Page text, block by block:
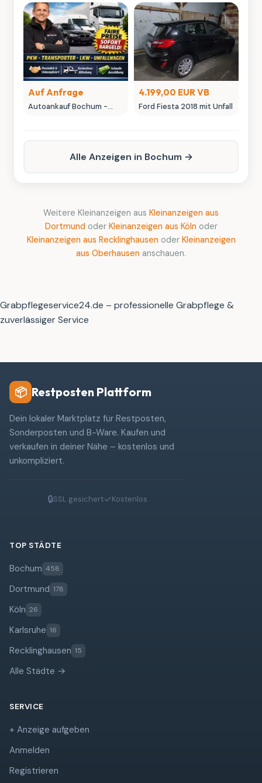
seltene Tonies
Sammlerstücke
Auf Anfrage
Autoankauf Bochum -
4.199,00 EUR VB
Ford Fiesta 2018 mit Unfall
Alle Anzeigen in Bochum →
Weitere Kleinanzeigen aus Kleinanzeigen aus
Dortmund oder Kleinanzeigen aus Kölnoder
Kleinanzeigen aus Recklinghausenoder Kleinanzeigen
aus Oberhausen anschauen.
Grabpflegeservice24.de – professionelle Grabpflege &
zuverlässiger Service
📦 Restposten Plattform
Dein lokaler Marktplatz für Restposten,
Sonderposten und B-Ware. Kaufen und
verkaufen in deiner Nähe – kostenlos und
unkompliziert.
🔒SSL gesichert✓Kostenlos
TOP STÄDTE
Bochum 458
Dortmund 178
Köln 26
Karlsruhe 16
Recklinghausen 15
Alle Städte →
SERVICE
+ Anzeige aufgeben
Anmelden
Registrieren